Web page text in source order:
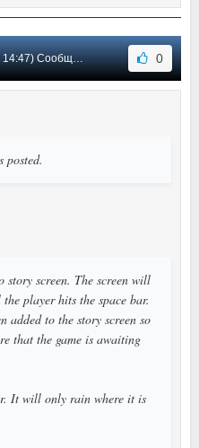
Сообщение #4 0
posted.
story screen. The screen will
player hits the space bar.
added to the story screen so
that the game is awaiting
It will only rain where it is